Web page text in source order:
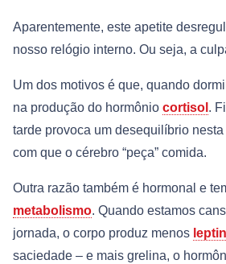
Aparentemente, este apetite
nosso relógio interno. Ou seja, a
Um dos motivos é que, quando
na produção do hormônio cortisol .
tarde provoca um desequilíbrio
com que o cérebro “peça” comida.
Outra razão também é hormonal e
metabolismo. Quando estamos
jornada, o corpo produz menos
saciedade – e mais grelina, o